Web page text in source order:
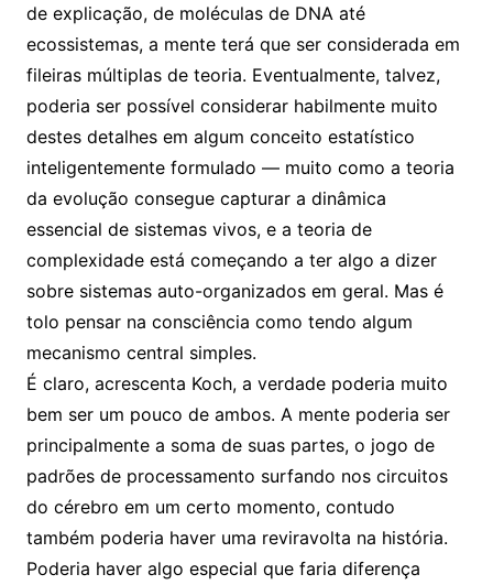
de explicação, de moléculas de DNA até
ecossistemas, a mente terá que ser considerada em
fileiras múltiplas de teoria. Eventualmente, talvez,
poderia ser possível considerar habilmente muito
destes detalhes em algum conceito estatístico
inteligentemente formulado — muito como a teoria
da evolução consegue capturar a dinâmica
essencial de sistemas vivos, e a teoria de
complexidade está começando a ter algo a dizer
sobre sistemas auto-organizados em geral. Mas é
tolo pensar na consciência como tendo algum
mecanismo central simples.
É claro, acrescenta Koch, a verdade poderia muito
bem ser um pouco de ambos. A mente poderia ser
principalmente a soma de suas partes, o jogo de
padrões de processamento surfando nos circuitos
do cérebro em um certo momento, contudo
também poderia haver uma reviravolta na história.
Poderia haver algo especial que faria diferença